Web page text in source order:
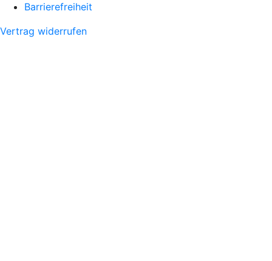
Barrierefreiheit
Vertrag widerrufen